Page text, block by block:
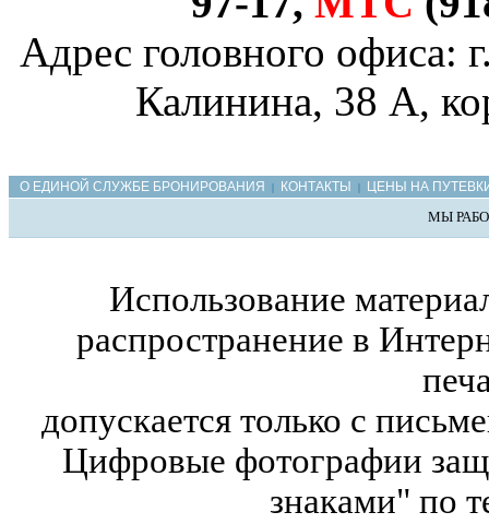
Адрес головного офиса:
Калинина, 38 А,
О ЕДИНОЙ СЛУЖБЕ БРОНИРОВАНИЯ | КОНТАКТЫ |
ЦЕНЫ НА
МЫ
Использование
распространение в
допускается только с
Цифровые фотографии
знаками" по